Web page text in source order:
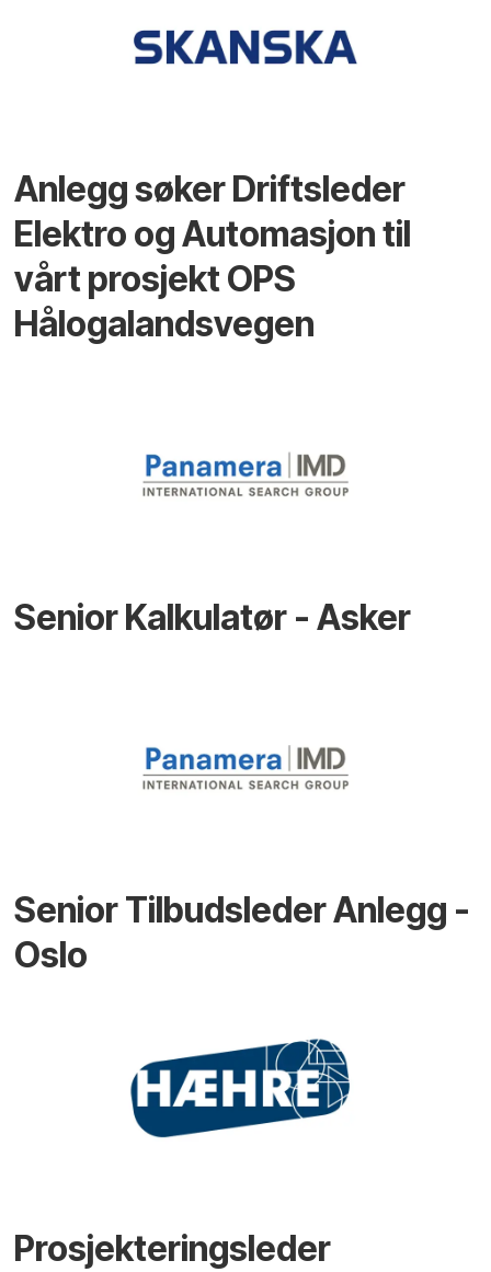
Anlegg søker Driftsleder
Elektro og Automasjon til
vårt prosjekt OPS
Hålogalandsvegen
Senior Kalkulatør - Asker
Senior Tilbudsleder Anlegg -
Oslo
Prosjekteringsleder